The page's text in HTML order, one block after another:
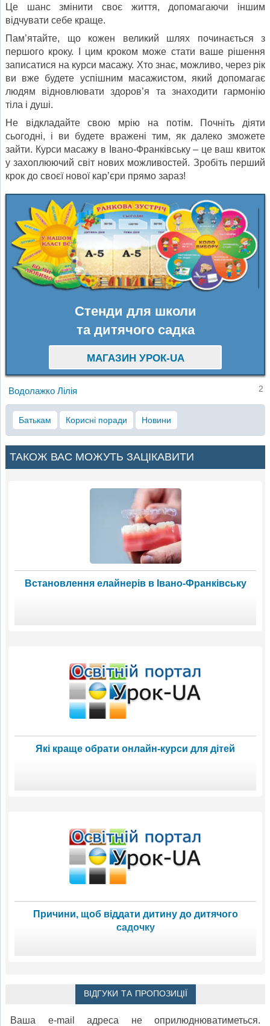
Це шанс змінити своє життя, допомагаючи іншим
відчувати себе краще.
Пам’ятайте, що кожен великий шлях починається з
першого кроку. І цим кроком може стати ваше рішення
записатися на курси масажу. Хто знає, можливо, через рік
ви вже будете успішним масажистом, який допомагає
людям відновлювати здоров’я та знаходити гармонію
тіла і душі.
Не відкладайте свою мрію на потім. Почніть діяти
сьогодні, і ви будете вражені тим, як далеко зможете
зайти. Курси масажу в Івано-Франківську – це ваш квиток
у захоплюючий світ нових можливостей. Зробіть перший
крок до своєї нової кар’єри прямо зараз!
Стенди для школи
та дитячого садка
МАГАЗИН УРОК-UA
Водолажко Лілія 2
Батькам Корисні поради Новини
ТАКОЖ ВАС МОЖУТЬ ЗАЦІКАВИТИ
Встановлення елайнерів в Івано-Франківську
Які краще обрати онлайн-курси для дітей
Причини, щоб віддати дитину до дитячого
садочку
ВІДГУКИ ТА ПРОПОЗИЦІЇ
Ваша e-mail адреса не оприлюднюватиметься.